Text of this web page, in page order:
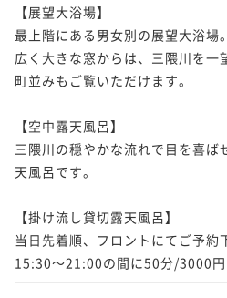
【展望大浴場】
最上階にある男女別の展望大浴場。
広く大きな窓からは、三隈川を一
町並みもご覧いただけます。
【空中露天風呂】
三隈川の穏やかな流れで目を喜ば
天風呂です。
【掛け流し貸切露天風呂】
当日先着順、フロントにてご予約
15:30～21:00の間に50分/3000円